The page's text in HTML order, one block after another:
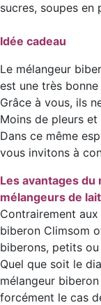
sucres, soupes en
Idée cadeau
Le mélangeur
est une très
Grâce à vous, ils
Moins de pleurs
Dans ce même
vous invitons à
Les avantages
mélangeurs de
Contrairement
biberon Climsom
biberons, petits
Quel que soit le
mélangeur
forcément le cas